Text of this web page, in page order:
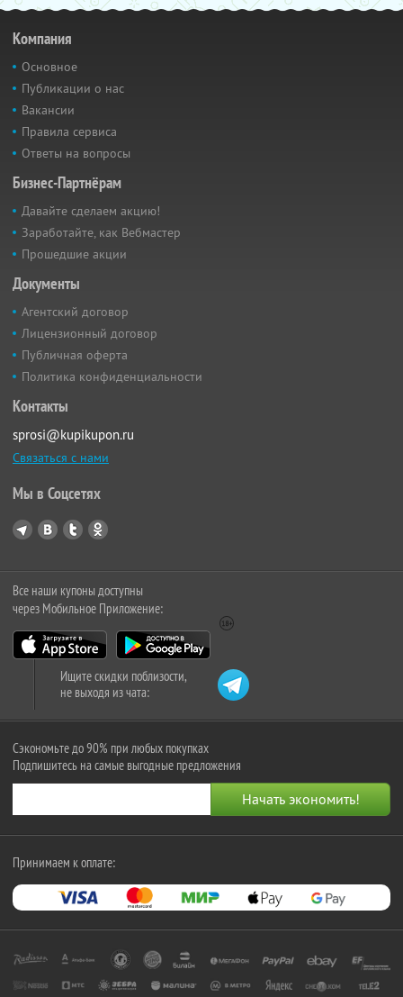
Компания
Основное
Публикации о нас
Вакансии
Правила сервиса
Ответы на вопросы
Бизнес-Партнёрам
Давайте сделаем акцию!
Заработайте, как Вебмастер
Прошедшие акции
Документы
Агентский договор
Лицензионный договор
Публичная оферта
Политика конфиденциальности
Контакты
sprosi@kupikupon.ru
Связаться с нами
Мы в Соцсетях
Все наши купоны доступны
через Мобильное Приложение:
Ищите скидки поблизости,
не выходя из чата:
Сэкономьте до 90% при любых покупках
Подпишитесь на самые выгодные предложения
Принимаем к оплате: